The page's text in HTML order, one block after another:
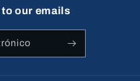
our emails